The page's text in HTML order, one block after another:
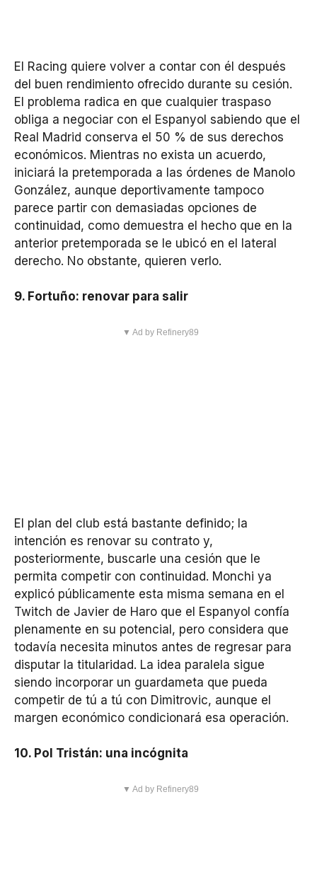
El Racing quiere volver a contar con él después
del buen rendimiento ofrecido durante su cesión.
El problema radica en que cualquier traspaso
obliga a negociar con el Espanyol sabiendo que el
Real Madrid conserva el 50 % de sus derechos
económicos. Mientras no exista un acuerdo,
iniciará la pretemporada a las órdenes de Manolo
González, aunque deportivamente tampoco
parece partir con demasiadas opciones de
continuidad, como demuestra el hecho que en la
anterior pretemporada se le ubicó en el lateral
derecho. No obstante, quieren verlo.
9. Fortuño: renovar para salir
▼ Ad by Refinery89
El plan del club está bastante definido; la
intención es renovar su contrato y,
posteriormente, buscarle una cesión que le
permita competir con continuidad. Monchi ya
explicó públicamente esta misma semana en el
Twitch de Javier de Haro que el Espanyol confía
plenamente en su potencial, pero considera que
todavía necesita minutos antes de regresar para
disputar la titularidad. La idea paralela sigue
siendo incorporar un guardameta que pueda
competir de tú a tú con Dimitrovic, aunque el
margen económico condicionará esa operación.
10. Pol Tristán: una incógnita
▼ Ad by Refinery89